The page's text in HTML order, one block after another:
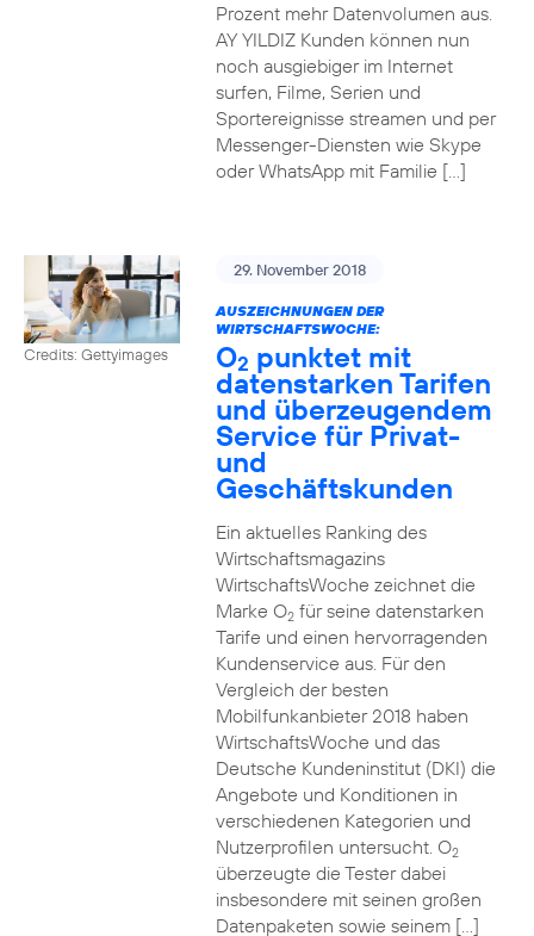
Prozent mehr Datenvolumen aus.
AY YILDIZ Kunden können nun
noch ausgiebiger im Internet
surfen, Filme, Serien und
Sportereignisse streamen und per
Messenger-Diensten wie Skype
oder WhatsApp mit Familie […]
Credits: Gettyimages
29. November 2018
AUSZEICHNUNGEN DER
WIRTSCHAFTSWOCHE:
O2 punktet mit
datenstarken Tarifen
und überzeugendem
Service für Privat-
und
Geschäftskunden
Ein aktuelles Ranking des
Wirtschaftsmagazins
WirtschaftsWoche zeichnet die
Marke O2für seine datenstarken
Tarife und einen hervorragenden
Kundenservice aus. Für den
Vergleich der besten
Mobilfunkanbieter 2018 haben
WirtschaftsWoche und das
Deutsche Kundeninstitut (DKI) die
Angebote und Konditionen in
verschiedenen Kategorien und
Nutzerprofilen untersucht. O2
überzeugte die Tester dabei
insbesondere mit seinen großen
Datenpaketen sowie seinem […]